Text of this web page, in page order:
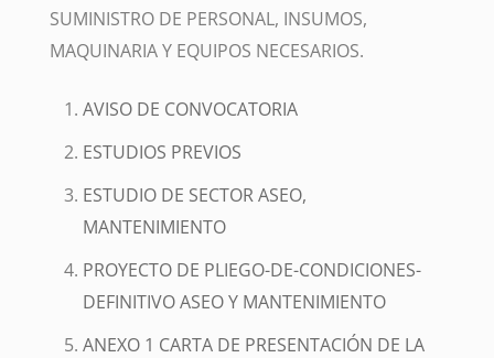
SUMINISTRO DE PERSONAL, INSUMOS,
MAQUINARIA Y EQUIPOS NECESARIOS.
AVISO DE CONVOCATORIA
ESTUDIOS PREVIOS
ESTUDIO DE SECTOR ASEO,
MANTENIMIENTO
PROYECTO DE PLIEGO-DE-CONDICIONES-
DEFINITIVO ASEO Y MANTENIMIENTO
ANEXO 1 CARTA DE PRESENTACIÓN DE LA